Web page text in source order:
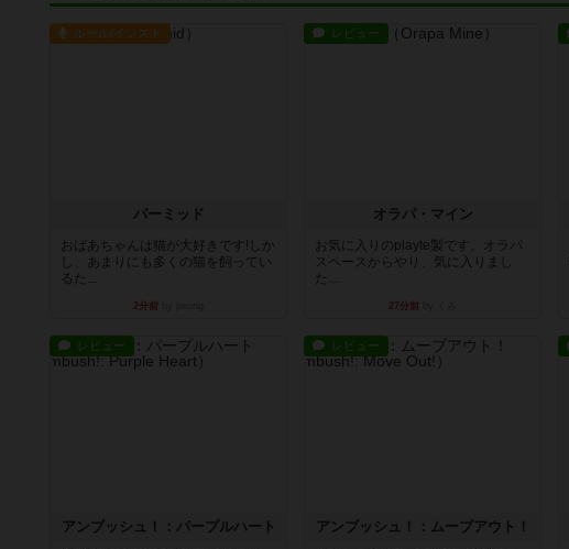
ルール/インスト
パーミッド
おばあちゃんは猫が大好きです!しか
し、あまりにも多くの猫を飼ってい
るた...
2分前
レビュー
オラパ・マイン
お気に入りのplayte製です。オラパ
スペースからやり、気に入りまし
た...
27分前
レビュー
アンブッシュ！：パープルハート
レビュー
アンブッシュ！：ムーブアウト！